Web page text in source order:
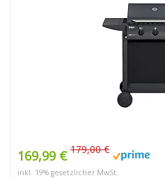
169,99 € 179,00 €
inkl. 19% gesetzlicher MwSt.